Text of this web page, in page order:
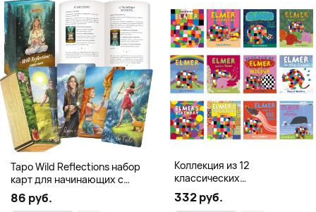
Таро Wild Reflections набор
карт для начинающих с
книгой (78 карт, золочёные
края)
86 руб.
Коллекция из 12
классических
иллюстрированных книг об
Элмере от Дэвида Макки
332 руб.